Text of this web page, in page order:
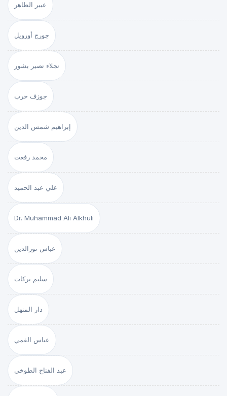
عبير الطاهر
جورج أورويل
نجلاء نصير بشور
جوزف حرب
إبراهيم شمس الدين
محمد رفعت
علي عبد الحميد
Dr. Muhammad Ali Alkhuli
عباس نورالدين
سليم بركات
دار المنهل
عباس القمي
عبد الفتاح الطوخي